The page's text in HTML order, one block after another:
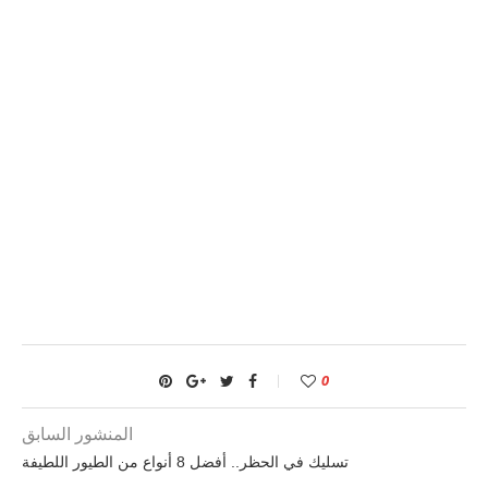
0
المنشور السابق
تسليك في الحظر.. أفضل 8 أنواع من الطيور اللطيفة